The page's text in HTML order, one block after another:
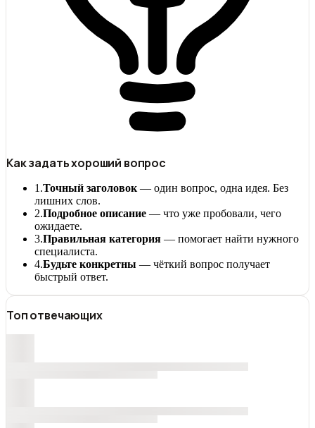
Как задать хороший вопрос
1.Точный заголовок — один вопрос, одна идея. Без
лишних слов.
2.Подробное описание — что уже пробовали, чего
ожидаете.
3.Правильная категория — помогает найти нужного
специалиста.
4.Будьте конкретны — чёткий вопрос получает
быстрый ответ.
Топ отвечающих